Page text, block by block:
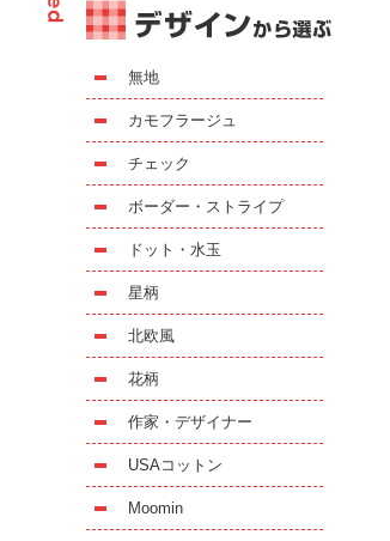
無地
カモフラージュ
チェック
ボーダー・ストライプ
ドット・水玉
星柄
北欧風
花柄
作家・デザイナー
USAコットン
Moomin